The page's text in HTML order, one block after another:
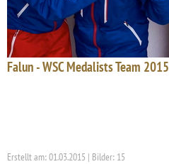
Falun - WSC Medalists Team 2015
Erstellt am: 01.03.2015 | Bilder: 15